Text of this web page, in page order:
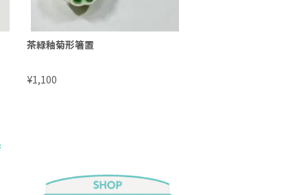
茶緑釉菊形箸置
¥1,100